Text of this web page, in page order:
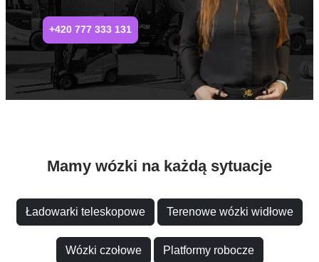
+420 777 333 131
Mamy wózki na każdą sytuacje
Ładowarki teleskopowe Terenowe wózki widłowe
Wózki czołowe Platformy robocze